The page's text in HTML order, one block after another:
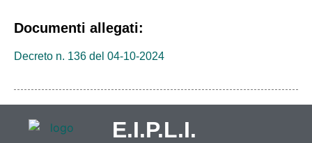
Documenti allegati:
Decreto n. 136 del 04-10-2024
E.I.P.L.I.